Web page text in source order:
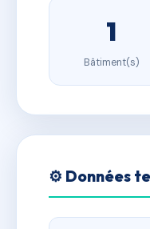
1
Bâtiment(s)
⚙️ Données